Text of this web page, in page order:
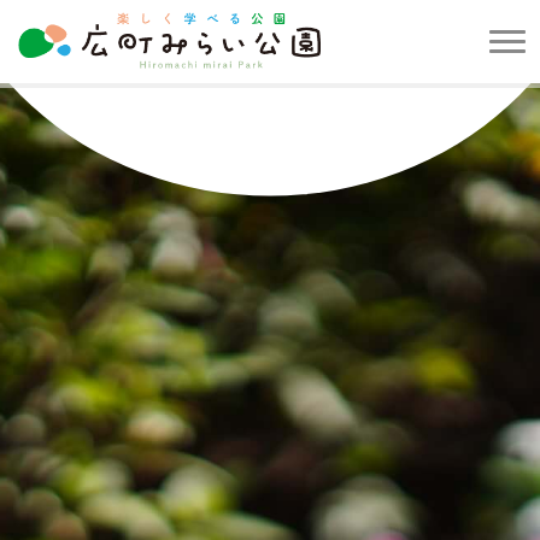
し
く
べ
る
公
園
広
町
ら
い
公
園
メ
ュ
ー
を
開
閉
す